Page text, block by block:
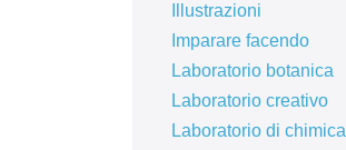
Illustrazioni
Imparare facendo
Laboratorio botanica
Laboratorio creativo
Laboratorio di chimica